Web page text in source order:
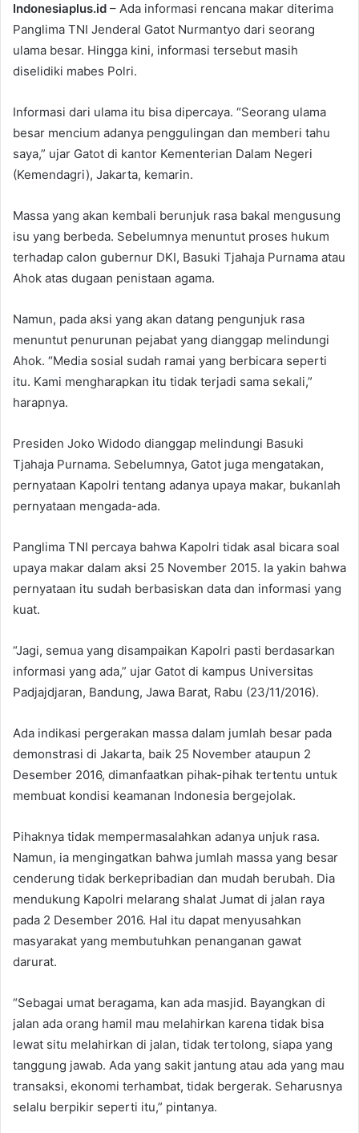
Indonesiaplus.id – Ada informasi rencana makar diterima
Panglima TNI Jenderal Gatot Nurmantyo dari seorang
ulama besar. Hingga kini, informasi tersebut masih
diselidiki mabes Polri.
Informasi dari ulama itu bisa dipercaya. “Seorang ulama
besar mencium adanya penggulingan dan memberi tahu
saya,” ujar Gatot di kantor Kementerian Dalam Negeri
(Kemendagri), Jakarta, kemarin.
Massa yang akan kembali berunjuk rasa bakal mengusung
isu yang berbeda. Sebelumnya menuntut proses hukum
terhadap calon gubernur DKI, Basuki Tjahaja Purnama atau
Ahok atas dugaan penistaan agama.
Namun, pada aksi yang akan datang pengunjuk rasa
menuntut penurunan pejabat yang dianggap melindungi
Ahok. “Media sosial sudah ramai yang berbicara seperti
itu. Kami mengharapkan itu tidak terjadi sama sekali,”
harapnya.
Presiden Joko Widodo dianggap melindungi Basuki
Tjahaja Purnama. Sebelumnya, Gatot juga mengatakan,
pernyataan Kapolri tentang adanya upaya makar, bukanlah
pernyataan mengada-ada.
Panglima TNI percaya bahwa Kapolri tidak asal bicara soal
upaya makar dalam aksi 25 November 2015. Ia yakin bahwa
pernyataan itu sudah berbasiskan data dan informasi yang
kuat.
“Jagi, semua yang disampaikan Kapolri pasti berdasarkan
informasi yang ada,” ujar Gatot di kampus Universitas
Padjajdjaran, Bandung, Jawa Barat, Rabu (23/11/2016).
Ada indikasi pergerakan massa dalam jumlah besar pada
demonstrasi di Jakarta, baik 25 November ataupun 2
Desember 2016, dimanfaatkan pihak-pihak tertentu untuk
membuat kondisi keamanan Indonesia bergejolak.
Pihaknya tidak mempermasalahkan adanya unjuk rasa.
Namun, ia mengingatkan bahwa jumlah massa yang besar
cenderung tidak berkepribadian dan mudah berubah. Dia
mendukung Kapolri melarang shalat Jumat di jalan raya
pada 2 Desember 2016. Hal itu dapat menyusahkan
masyarakat yang membutuhkan penanganan gawat
darurat.
“Sebagai umat beragama, kan ada masjid. Bayangkan di
jalan ada orang hamil mau melahirkan karena tidak bisa
lewat situ melahirkan di jalan, tidak tertolong, siapa yang
tanggung jawab. Ada yang sakit jantung atau ada yang mau
transaksi, ekonomi terhambat, tidak bergerak. Seharusnya
selalu berpikir seperti itu,” pintanya.